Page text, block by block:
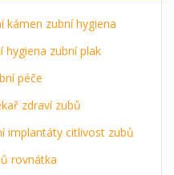
kámen zubní hygiena
hygiena zubní plak
péče
zdraví zubů
implantáty citlivost zubů
rovnátka